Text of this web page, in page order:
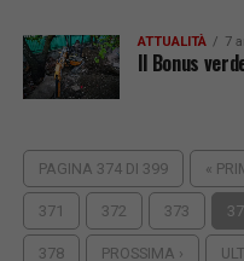
ATTUALITÀ 7
Il Bonus
PAGINA 374 DI 399 «
371 372 373
378 PROSSIMA ›